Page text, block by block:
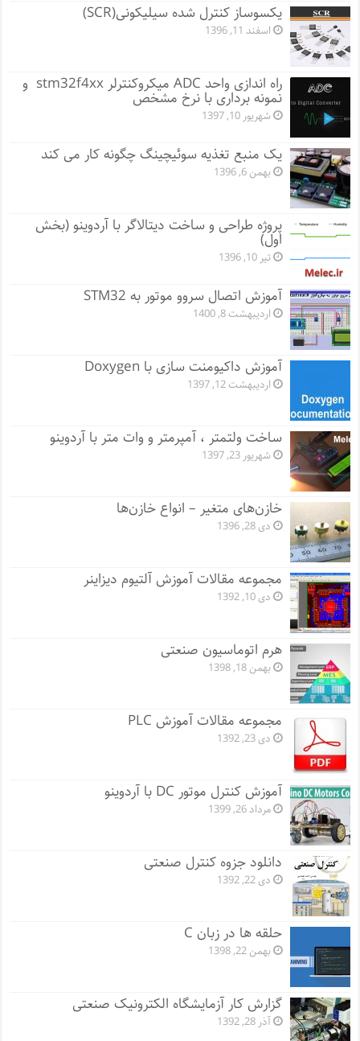
یکسوساز کنترل شده سیلیکونی(SCR)
اسفند 11, 1396
راه اندازی واحد ADC میکروکنترلر stm32f4xx و
نمونه برداری با نرخ مشخص
شهریور 10, 1397
یک منبع تغذیه سوئیچینگ چگونه کار می کند
بهمن 6, 1396
پروژه طراحی و ساخت دیتالاگر با آردوینو (بخش
اول)
تیر 10, 1396
آموزش اتصال سروو موتور به STM32
اردیبهشت 8, 1400
آموزش داکیومنت سازی با Doxygen
اردیبهشت 12, 1397
ساخت ولتمتر ، آمپرمتر و وات متر با آردوینو
شهریور 23, 1397
خازن‌های متغیر – انواع خازن‌ها
دی 28, 1396
مجموعه مقالات آموزش آلتیوم دیزاینر
دی 10, 1392
هرم اتوماسیون صنعتی
بهمن 18, 1398
مجموعه مقالات آموزش PLC
دی 23, 1392
آموزش کنترل موتور DC با آردوینو
مرداد 26, 1399
دانلود جزوه کنترل صنعتی
دی 22, 1392
حلقه ها در زبان C
بهمن 22, 1398
گزارش کار آزمایشگاه الکترونیک صنعتی
آذر 28, 1392